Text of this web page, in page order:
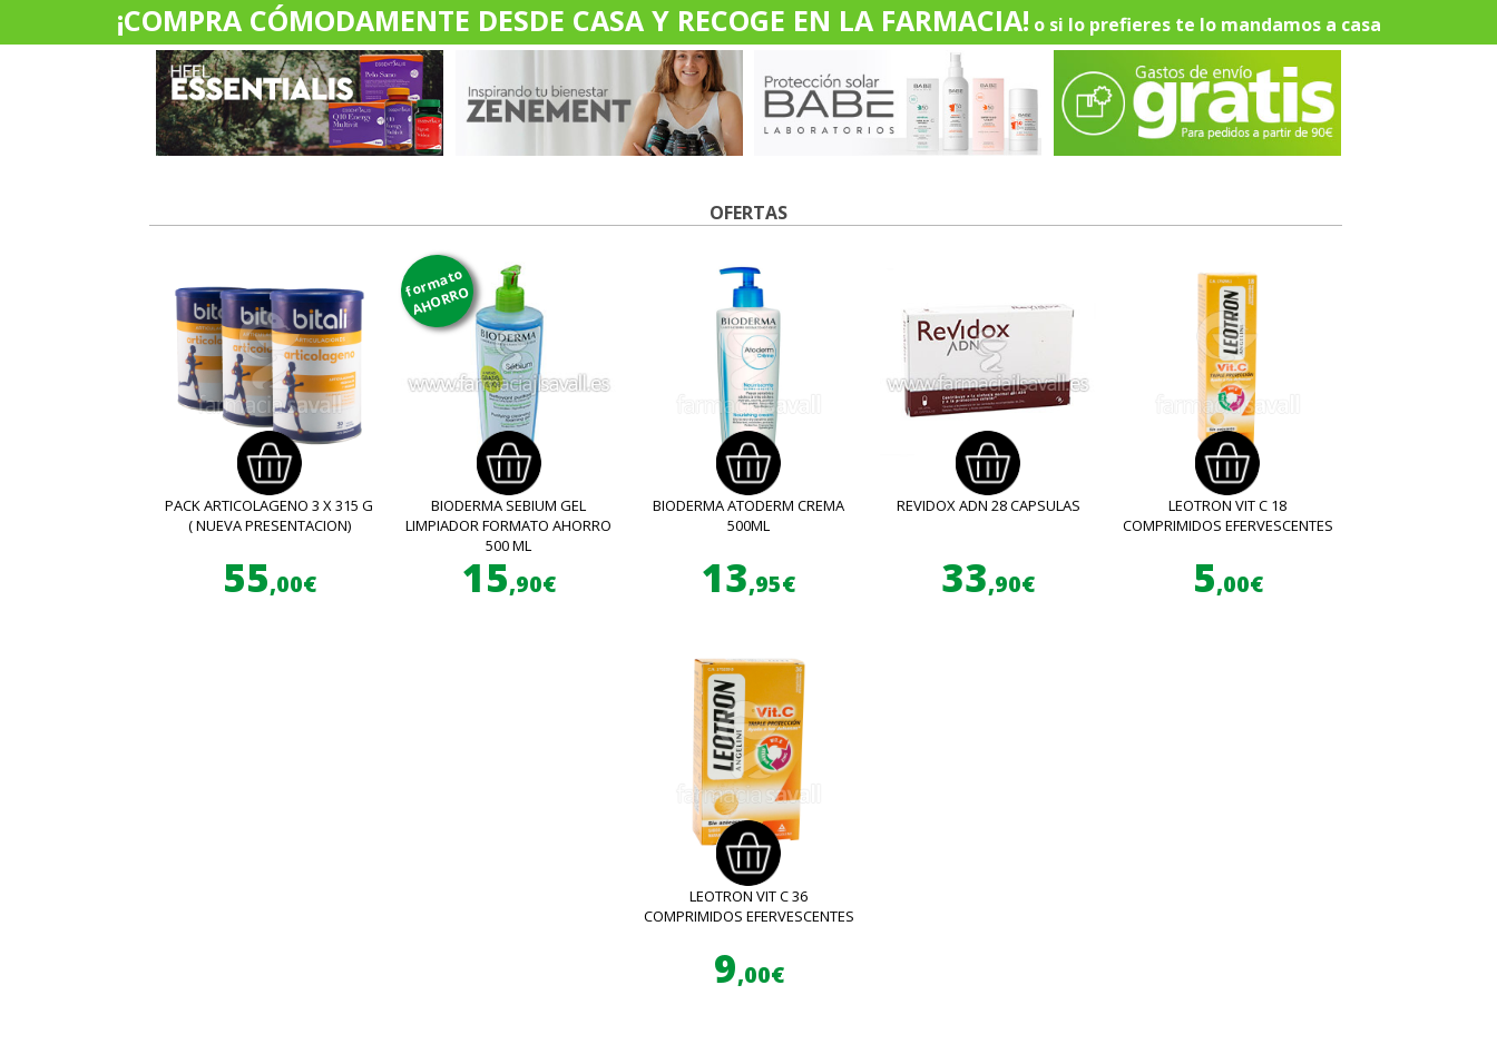
¡COMPRA CÓMODAMENTE DESDE CASA Y RECOGE EN LA FARMACIA! o si lo prefieres te lo mandamos a casa
OFERTAS
PACK ARTICOLAGENO 3 X 315 G
( NUEVA PRESENTACION)
55,00€
formato
AHORRO
BIODERMA SEBIUM GEL
LIMPIADOR FORMATO AHORRO
500 ML
15,90€
BIODERMA ATODERM CREMA
500ML
13,95€
REVIDOX ADN 28 CAPSULAS
33,90€
LEOTRON VIT C 18
COMPRIMIDOS EFERVESCENTES
5,00€
LEOTRON VIT C 36
COMPRIMIDOS EFERVESCENTES
9,00€